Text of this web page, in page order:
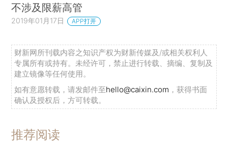
INTL REV. ，Apr. 4，2009. ）但如今它在两个方
面陷入了危机。
首先，在过去10年中，巴西政府把巴西石油公
司作为宏观经济政策的工具，使油价远低于国际市
场价格，以对抗通胀。这导致巴西石油公司遭受了
重大损失以及投资能力的减损。（*5.Edmar Luis
Fagundes de Almeida et al. ，Impactos da
Brasil e opes de mecanismos de
不涉及限薪高管
2019年01月17日 APP打开
财新网所刊载内容之知识产权为财新传媒及/或相关权利人
专属所有或持有。未经许可，禁止进行转载、摘编、复制及
建立镜像等任何使用。
如有意愿转载，请发邮件至hello@caixin.com ，获得书面
确认及授权后，方可转载。
推荐阅读